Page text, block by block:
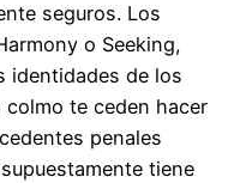
seguros. Los
o Seeking,
identidades de los
te ceden hacer
penales
tiene